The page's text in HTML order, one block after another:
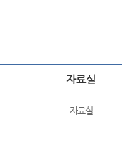
자료실
자료실